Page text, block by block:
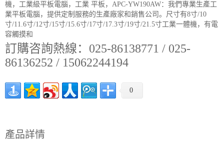
機，工業級平板電腦，工業 平板，APC-YW190AW：我們專業生產工
業平板電腦，提供定制服務的生產廠家和銷售公司。尺寸有8寸/10
寸/11.6寸/12寸/15寸/15.6寸/17寸/17.3寸/19寸/21.5寸工業一體機，有電
容觸摸和
訂購咨詢熱線：025-86138771 / 025-
86136252 / 15062244194
0
產品詳情